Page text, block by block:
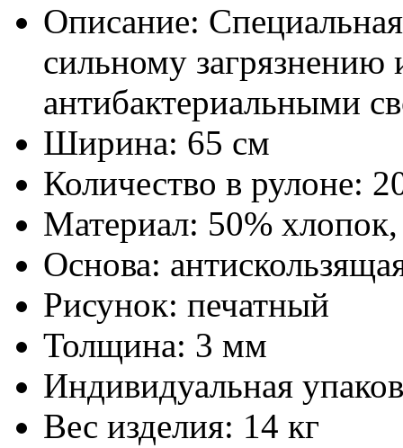
Описание:
сильному загрязнению
антибактериальными
Ширина: 65 см
Количество в рулоне:
Материал: 50%
Основа:
Рисунок: печатный
Толщина: 3 мм
Индивидуальная
Вес изделия: 14 кг